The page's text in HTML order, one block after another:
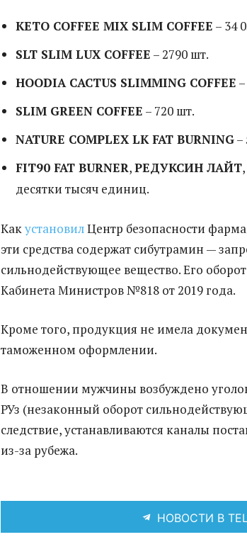
KETO COFFEE MIX SLIM COFFEE – 34
SLT SLIM LUX COFFEE – 2790 шт.
HOODIA CACTUS SLIMMING COFFEE
SLIM GREEN COFFEE – 720 шт.
NATURE COMPLEX LK FAT BURNING–
FIT90 FAT BURNER,РЕДУКСИН ЛАЙТ,
десятки тысяч единиц.
КакустановилЦентр безопасности
эти средства содержат сибутрамин —
сильнодействующее вещество. Его
Кабинета Министров №818 от 2019 года.
Кроме того, продукция не имела
таможенном оформлении.
В отношении мужчины возбуждено
РУз (незаконный оборот
следствие, устанавливаются каналы
из-за рубежа.
НОВОСТИ В